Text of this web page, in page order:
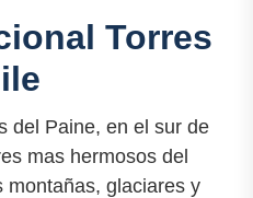
Torres
del Paine, en el sur de
mas hermosos del
montañas, glaciares y